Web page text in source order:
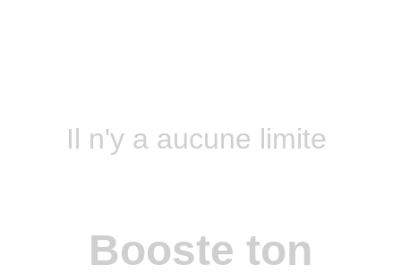
Il n'y a aucune limite
Booste ton